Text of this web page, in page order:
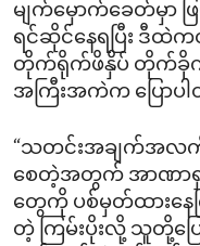
မျက်မှောက်ခေတ်မှာ
ရင်ဆိုင်နေရပြီး ဒီ
တိုက်ရိုက်ဖိနှိပ် တိုက်ခိုက်
အကြီးအကဲက ပြောပ
“သတင်းအချက်အလ
စေတဲ့အတွက် အာဏာ
တွေကို ပစ်မှတ်ထားနေ
တဲ့ ကြမ်းပိုးလို့ သူတို့ပြ